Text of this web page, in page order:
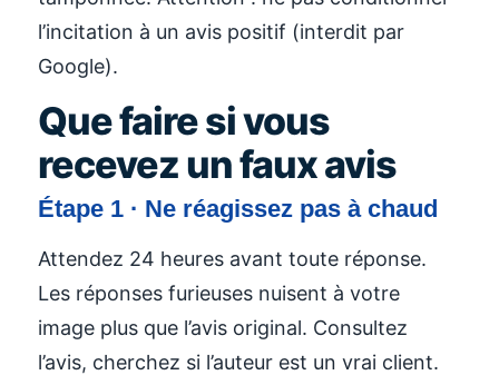
l’incitation à un avis positif (interdit par
Google).
Que faire si vous
recevez un faux avis
Étape 1 · Ne réagissez pas à chaud
Attendez 24 heures avant toute réponse.
Les réponses furieuses nuisent à votre
image plus que l’avis original. Consultez
l’avis, cherchez si l’auteur est un vrai client.